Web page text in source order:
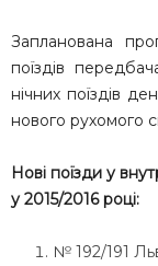
Запланована
поїздів
нічних поїздів
нового рухомого
Нові поїзди у
у 2015/2016 році:
№ 192/191